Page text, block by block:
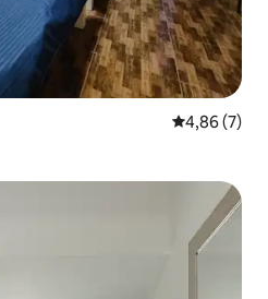
4,86 de uma
4,86 (7)